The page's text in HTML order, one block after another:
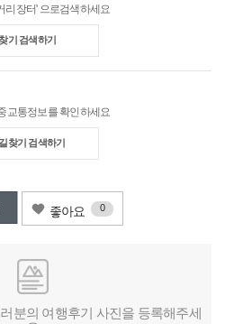
리장터' 으로검색하세요
기 검색하기
교통정보를 확인하세요
찾기 검색하기
좋아요 0
분의 여행후기 사진을 등록해주세